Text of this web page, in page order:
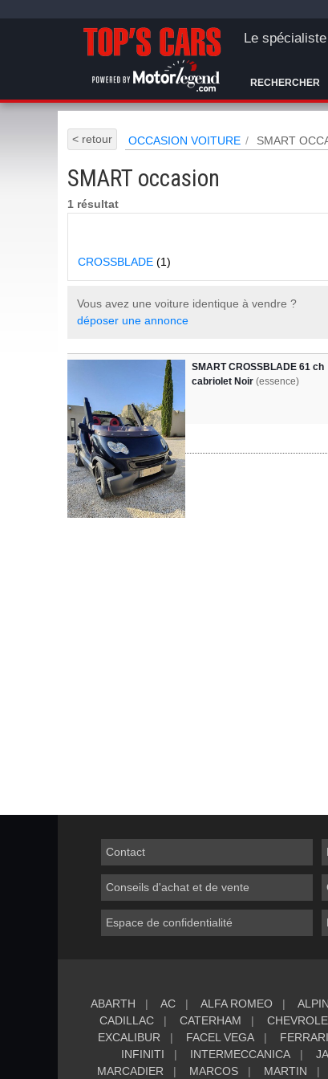
Le
RECHERCHER
< retour OCCASION VOITURE SMART
SMART occasion
1 résultat
CROSSBLADE (1)
Vous avez une voiture identique à vendre ?
déposer une annonce
SMART CROSSBLADE 61 ch
cabriolet Noir (essence)
Contact
Conseils d'achat et de vente
Espace de confidentialité
ABARTH
AC ALFA ROMEO
CADILLAC
CATERHAM
EXCALIBUR
FACEL VEGA FERRARI
INFINITI
INTERMECCANICA
MARCADIER
MARCOS MARTIN